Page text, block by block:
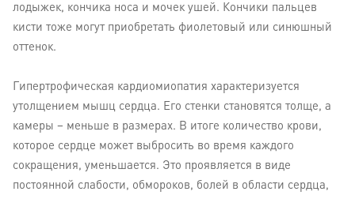
лодыжек, кончика носа и мочек ушей. Кончики пальцев
кисти тоже могут приобретать фиолетовый или синюшный
оттенок.
Гипертрофическая кардиомиопатия характеризуется
утолщением мышц сердца. Его стенки становятся толще, а
камеры – меньше в размерах. В итоге количество крови,
которое сердце может выбросить во время каждого
сокращения, уменьшается. Это проявляется в виде
постоянной слабости, обмороков, болей в области сердца,